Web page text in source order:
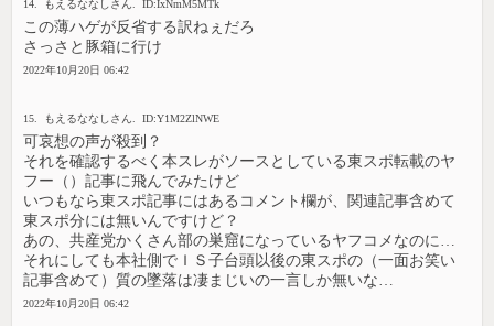
14. もえるななしさん. ID:IxNmM5MTk
この薄ハゲが反省する訳ねぇだろ
さっさと豚箱に行け
2022年10月20日 06:42
15. もえるななしさん. ID:Y1M2ZlNWE
可哀想の声が殺到？
それを確認するべく本スレがソースとしている東スポ転載のヤ
フー（）記事に飛んでみたけど
いつもなら東スポ記事にはあるコメント欄が、関連記事含めて
東スポ分には無いんですけど？
あの、共産党かくさん部の巣窟になっているヤフコメなのに…
それにしても本社側でＩＳ子台頭以後の東スポの（一面お笑い
記事含めて）質の墜落は凄まじいの一言しか無いな…
2022年10月20日 06:42